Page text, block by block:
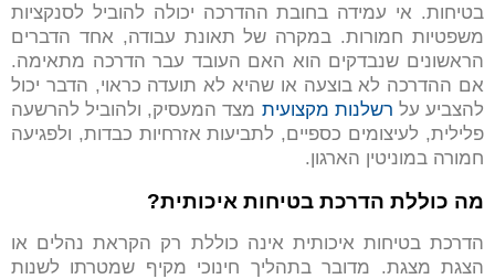
בטיחות. אי עמידה בחובת ההדרכה יכולה להוביל לסנקציות
משפטיות חמורות. במקרה של תאונת עבודה, אחד הדברים
הראשונים שנבדקים הוא האם העובד עבר הדרכה מתאימה.
אם ההדרכה לא בוצעה או שהיא לא תועדה כראוי, הדבר יכול
להצביע על רשלנות מקצועית מצד המעסיק, ולהוביל להרשעה
פלילית, לעיצומים כספיים, לתביעות אזרחיות כבדות, ולפגיעה
חמורה במוניטין הארגון.
מה כוללת הדרכת בטיחות איכותית?
הדרכת בטיחות איכותית אינה כוללת רק הקראת נהלים או
הצגת מצגת. מדובר בתהליך חינוכי מקיף שמטרתו לשנות